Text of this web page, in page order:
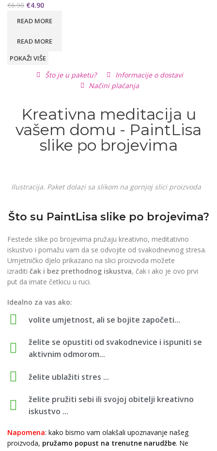
€6.90 €4.90
READ MORE
READ MORE
POKAŽI VIŠE
Što je u paketu?
Informacije o dostavi
Načini plaćanja
Kreativna meditacija u
vašem domu - PaintLisa
slike po brojevima
Ilustracija. Paket dolazi sa slikom na gornjoj slici proizvoda
Što su PaintLisa slike po brojevima?
Festede slike po brojevima pružaju kreativno, meditativno
iskustvo i pomažu vam da se odvojite od svakodnevnog stresa.
Umjetničko djelo prikazano na slici proizvoda možete
izraditi čak i bez prethodnog iskustva, čak i ako je ovo prvi
put da imate četkicu u ruci.
Idealno za vas ako:
volite umjetnost, ali se bojite započeti...
želite se opustiti od svakodnevice i ispuniti se
aktivnim odmorom...
želite ublažiti stres ...
želite pružiti sebi ili svojoj obitelji kreativno
iskustvo ...
Napomena: kako bismo vam olakšali upoznavanje našeg
proizvoda, pružamo popust na trenutne narudžbe. Ne